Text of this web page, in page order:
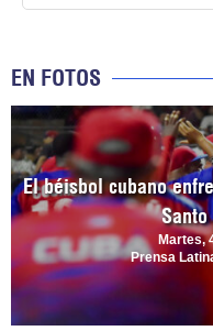
EN FOTOS
El béisbol cubano
Martes,
Prensa